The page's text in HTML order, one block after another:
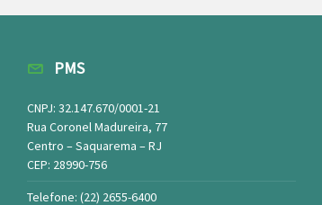
PMS
CNPJ: 32.147.670/0001-21
Rua Coronel Madureira, 77
Centro – Saquarema – RJ
CEP: 28990-756
Telefone: (22) 2655-6400